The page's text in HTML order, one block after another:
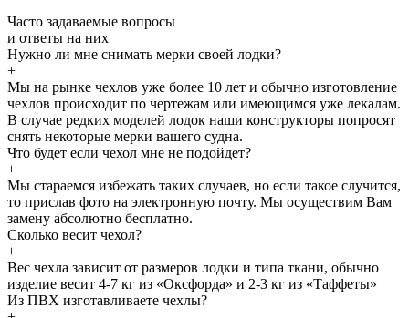
Часто задаваемые вопросы
и ответы на них
Нужно ли мне снимать мерки своей лодки?
+
Мы на рынке чехлов уже более 10 лет и обычно изготовление
чехлов происходит по чертежам или имеющимся уже лекалам.
В случае редких моделей лодок наши конструкторы попросят
снять некоторые мерки вашего судна.
Что будет если чехол мне не подойдет?
+
Мы стараемся избежать таких случаев, но если такое случится,
то прислав фото на электронную почту. Мы осуществим Вам
замену абсолютно бесплатно.
Сколько весит чехол?
+
Вес чехла зависит от размеров лодки и типа ткани, обычно
изделие весит 4-7 кг из «Оксфорда» и 2-3 кг из «Таффеты»
Из ПВХ изготавливаете чехлы?